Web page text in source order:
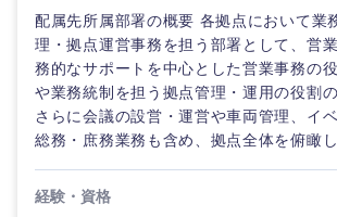
ティブ
コンサル
タント
専門職
技術職（IT）、Webサービス・制作、
技術職（モノづくり）
金融専門職
倉庫・運輸・物流
小売・通販・外食
IT・通信
転勤なし 海外勤
フルリモート
年間休
上
完全週休2日制
配属先所属部署の概要 各拠点において業
理・拠点運営事務を担う部署として、営
務的なサポートを中心とした営業事務の
や業務統制を担う拠点管理・運用の役割
さらに会議の設営・運営や車両管理、イ
総務・庶務業務も含め、拠点全体を俯瞰し
経験・資格